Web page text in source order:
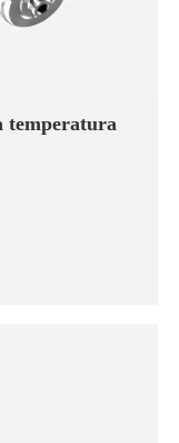
temperatura